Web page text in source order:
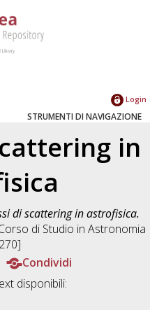
Login
STRUMENTI DI NAVIGAZIONE
in
di scattering in astrofisica.
di Studio inAstronomia
Condividi
disponibili: